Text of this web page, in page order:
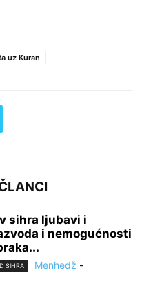
uz Kuran
sihra ljubavi i
i nemogućnosti
SIHRA Menhedž -